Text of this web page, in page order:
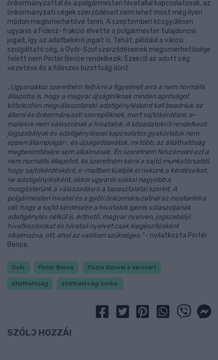
önkormányzattal és a polgármesteri hivatallal kapcsolatosak, az
önkormányzati cégek szerződéseit nem lehet most még ilyen
módon megismerhetővé tenni. A szeptemberi közgyűlésen
ugyanis a Fidesz-frakció elvette a polgármester tulajdonosi
jogait, így az adatbekérő jogait is. Tehát, például a városi
szolgáltató cég, a Győr-Szol szerződéseinek megismerhetősége
felett nem Pintér Bence rendelkezik. Ezekről az adott cég
vezetése és a fideszes bizottság dönt.
„Ugyanakkor szeretném felhívni a figyelmet arra a nem normális
állapotra is, hogy a magyar újságíróknak minden apróságot
kötelezően megválaszolandó adatigénylésként kell beadniuk az
állami és önkormányzati szereplőknek, mert sajtókérdésre, e-
mailekre nem válaszolnak a hivatalok. A közadatokról rendelkező
jogszabályok és adatigényléssel kapcsolatos gyakorlatok nem
éppen állampolgár-, és újságíróbarátok, mi több, az átláthatóság
megteremtésére sem alkalmasak. Én szeretném felszámolni ezt a
nem normális állapotot, és szeretném kérni a sajtó munkatársaitól,
hogy sajtókérdésként, e-mailben küldjék el nekünk a kérdéseiket,
ne adatigénylésként, akkor ugyanis sokkal nagyobb a
mozgásterünk a válaszadásra a tapasztalatai szerint. A
polgármesteri hivatal és a győri önkormányzatnál az mostantól a
cél, hogy a sajtó kérdéseire a hivatalok igenis válaszoljanak
adatigénylés nélkül is, érthető, magyar nyelven, jogszabályi
hivatkozásokat és hivatali nyelvet csak kiegészítésként
alkalmazva, ott, ahol az valóban szükséges.”- nyilatkozta Pintér
Bence.
Győr Pintér Bence Tiszta Szívvel a Városért
átláthatóság átláthatósági szoba.
SZÓLJ HOZZÁ!